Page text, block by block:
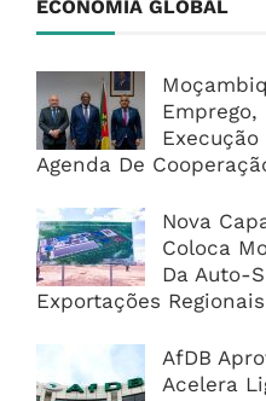
ECONOMIA GLOBAL
Agenda De
Nova
Coloca
Da Auto-
Exportações Regionais
AfDB
Acelera